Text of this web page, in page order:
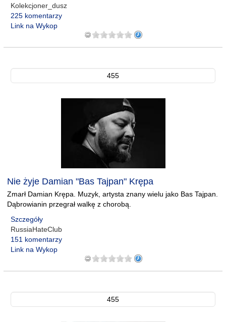
Kolekcjoner_dusz
225 komentarzy
Link na Wykop
455
Nie żyje Damian "Bas Tajpan" Krępa
Zmarł Damian Krępa. Muzyk, artysta znany wielu jako Bas Tajpan.
Dąbrowianin przegrał walkę z chorobą.
Szczegóły
RussiaHateClub
151 komentarzy
Link na Wykop
455